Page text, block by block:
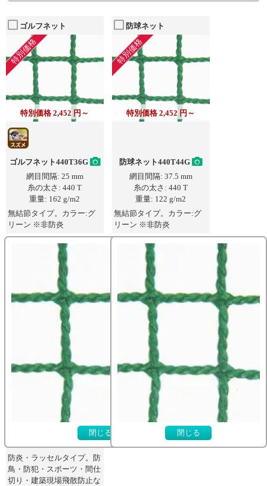
ゴルフネット
特別価格
特別価格 2,452 円～
ゴルフネット440T36G
網目間隔: 25 mm
糸の太さ: 440 T
重量: 162 g/m2
無結節タイプ。カラー:グ
リーン ※非防炎
閉じる
防球ネット
特別価格
特別価格 2,452 円～
防球ネット440T44G
網目間隔: 37.5 mm
糸の太さ: 440 T
重量: 122 g/m2
無結節タイプ。カラー:グ
リーン ※非防炎
閉じる
防炎・丈夫・多目的
特別価格
特別価格 2,829 円～
建築養生ネット 防炎
2000T5G
網目間隔: 15 mm
重量: 210 g/m2
防炎・ラッセルタイプ。防
鳥・防犯・スポーツ・間仕
切り・建築現場飛散防止な